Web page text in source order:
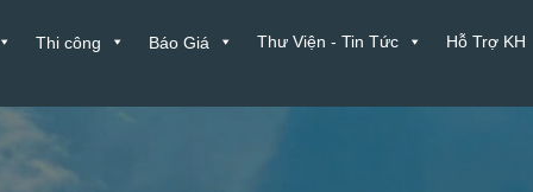
Thi công Báo Giá Thư Viện - Tin Tức Hỗ Trợ KH